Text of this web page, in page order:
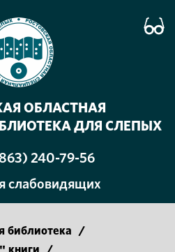
ОБЛАСТНАЯ
ДЛЯ СЛЕПЫХ
240-79-56
слабовидящих
библиотека
/
книги
/